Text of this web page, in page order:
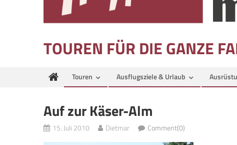
TOUREN FÜR DIE GANZE
Touren Ausflugsziele & Urlaub
Auf zur Käser-Alm
15. Juli 2010 Dietmar Comment(0)